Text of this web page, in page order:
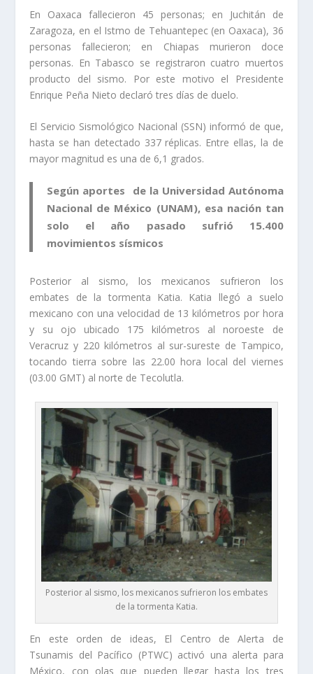
En Oaxaca fallecieron 45 personas; en Juchitán de
Zaragoza, en el Istmo de Tehuantepec (en Oaxaca), 36
personas fallecieron; en Chiapas murieron doce
personas. En Tabasco se registraron cuatro muertos
producto del sismo. Por este motivo el Presidente
Enrique Peña Nieto declaró tres días de duelo.
El Servicio Sismológico Nacional (SSN) informó de que,
hasta se han detectado 337 réplicas. Entre ellas, la de
mayor magnitud es una de 6,1 grados.
Según aportes de la Universidad Autónoma
Nacional de México (UNAM), esa nación tan
solo el año pasado sufrió 15.400
movimientos sísmicos
Posterior al sismo, los mexicanos sufrieron los
embates de la tormenta Katia. Katia llegó a suelo
mexicano con una velocidad de 13 kilómetros por hora
y su ojo ubicado 175 kilómetros al noroeste de
Veracruz y 220 kilómetros al sur-sureste de Tampico,
tocando tierra sobre las 22.00 hora local del viernes
(03.00 GMT) al norte de Tecolutla.
Posterior al sismo, los mexicanos sufrieron los embates
de la tormenta Katia.
En este orden de ideas, El Centro de Alerta de
Tsunamis del Pacífico (PTWC) activó una alerta para
México, con olas que pueden llegar hasta los tres